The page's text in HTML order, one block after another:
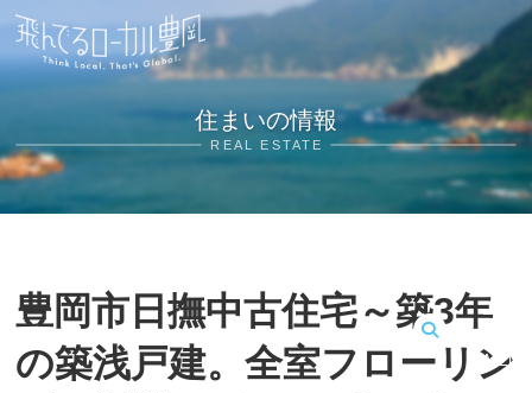
住まいの情報
REAL ESTATE
MENU
豊岡市日撫中古住宅～築3年
の築浅戸建。全室フローリン